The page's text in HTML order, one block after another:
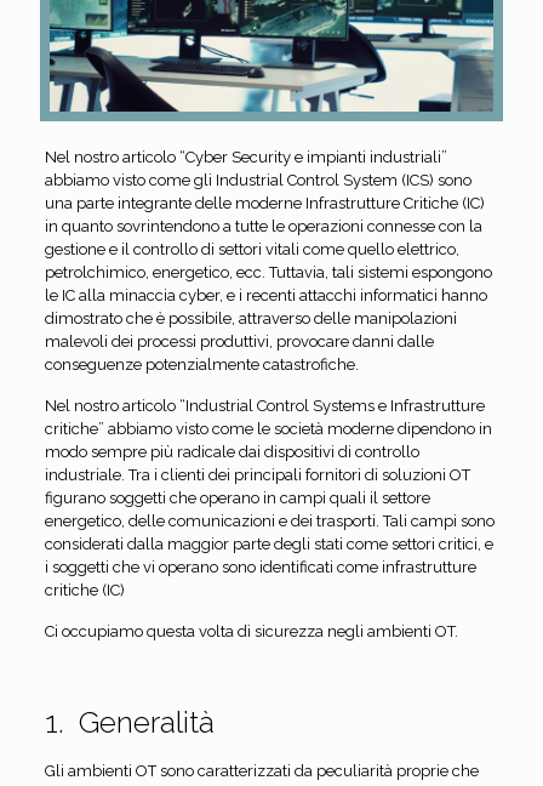
Nel nostro articolo “Cyber Security e impianti industriali”
abbiamo visto come gli Industrial Control System (ICS) sono
una parte integrante delle moderne Infrastrutture Critiche (IC)
in quanto sovrintendono a tutte le operazioni connesse con la
gestione e il controllo di settori vitali come quello elettrico,
petrolchimico, energetico, ecc. Tuttavia, tali sistemi espongono
le IC alla minaccia cyber, e i recenti attacchi informatici hanno
dimostrato che è possibile, attraverso delle manipolazioni
malevoli dei processi produttivi, provocare danni dalle
conseguenze potenzialmente catastrofiche.
Nel nostro articolo “Industrial Control Systems e Infrastrutture
critiche” abbiamo visto come le società moderne dipendono in
modo sempre più radicale dai dispositivi di controllo
industriale. Tra i clienti dei principali fornitori di soluzioni OT
figurano soggetti che operano in campi quali il settore
energetico, delle comunicazioni e dei trasporti. Tali campi sono
considerati dalla maggior parte degli stati come settori critici, e
i soggetti che vi operano sono identificati come infrastrutture
critiche (IC)
Ci occupiamo questa volta di sicurezza negli ambienti OT.
1. Generalità
Gli ambienti OT sono caratterizzati da peculiarità proprie che